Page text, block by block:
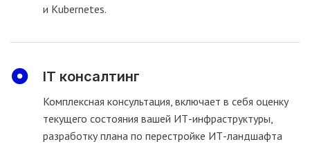
и Kubernetes.
IT консалтинг
Комплексная консультация, включает в себя оценку
текущего состояния вашей ИТ-инфраструктуры,
разработку плана по перестройке ИТ-ландшафта